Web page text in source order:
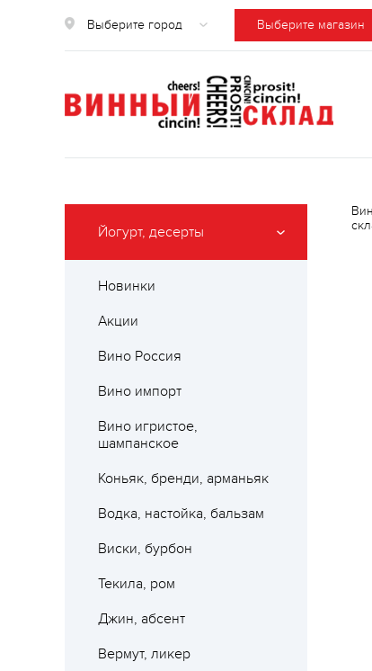
Выберите город Выберите магазин
Йогурт, десерты
Новинки
Акции
Вино Россия
Вино импорт
Вино игристое,
шампанское
Коньяк, бренди, арманьяк
Водка, настойка, бальзам
Виски, бурбон
Текила, ром
Джин, абсент
Вермут, ликер